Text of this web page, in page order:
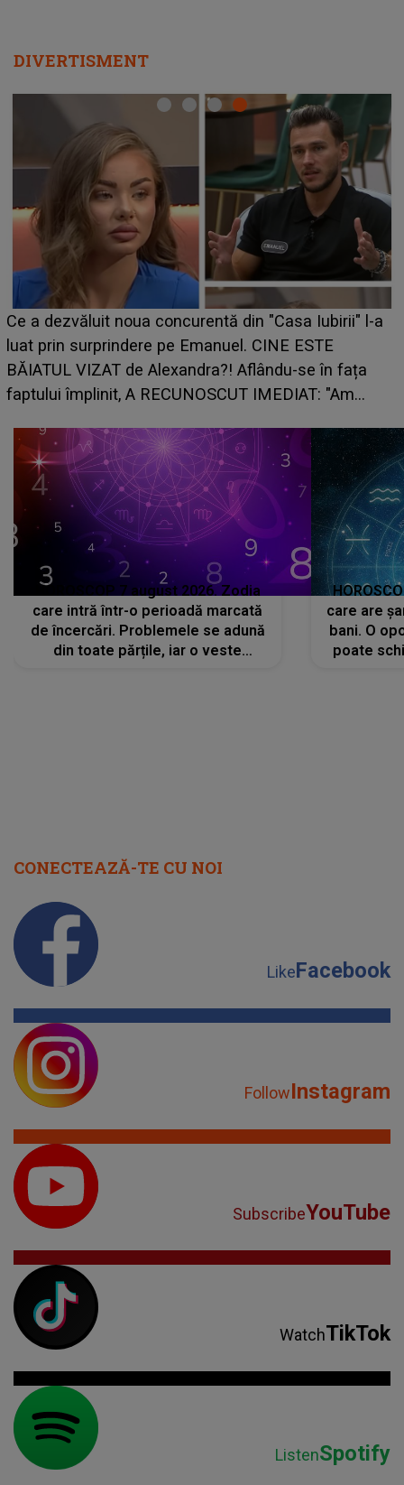
DIVERTISMENT
Iubirii" l-a
ESTE
se în fața
"Am
HOROSCOP de weekend, 8-9 august
care riscă să rămână fără bani. O
grabă îi aduce pierderi semnificative și
planurile peste cap
HOROSCOP 7 august 2026. Zodia
care intră într-o perioadă marcată
de încercări. Problemele se adună
din toate părțile, iar o veste
care are
bani. O
poate
CONECTEAZĂ-TE CU NOI
LikeFacebook
FollowInstagram
SubscribeYouTube
WatchTikTok
ListenSpotify